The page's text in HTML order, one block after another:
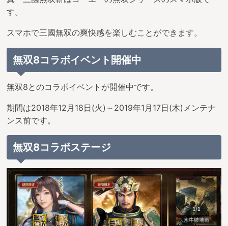
す。
スマホで三國無双の爽快感を楽しむことができます。
無双8コラボイベント開催中
無双8とのコラボイベントが開催中です。
期間は2018年12月18日(火)～2019年1月17日(木)メンテナ
ンス前です。
無双8コラボステージ